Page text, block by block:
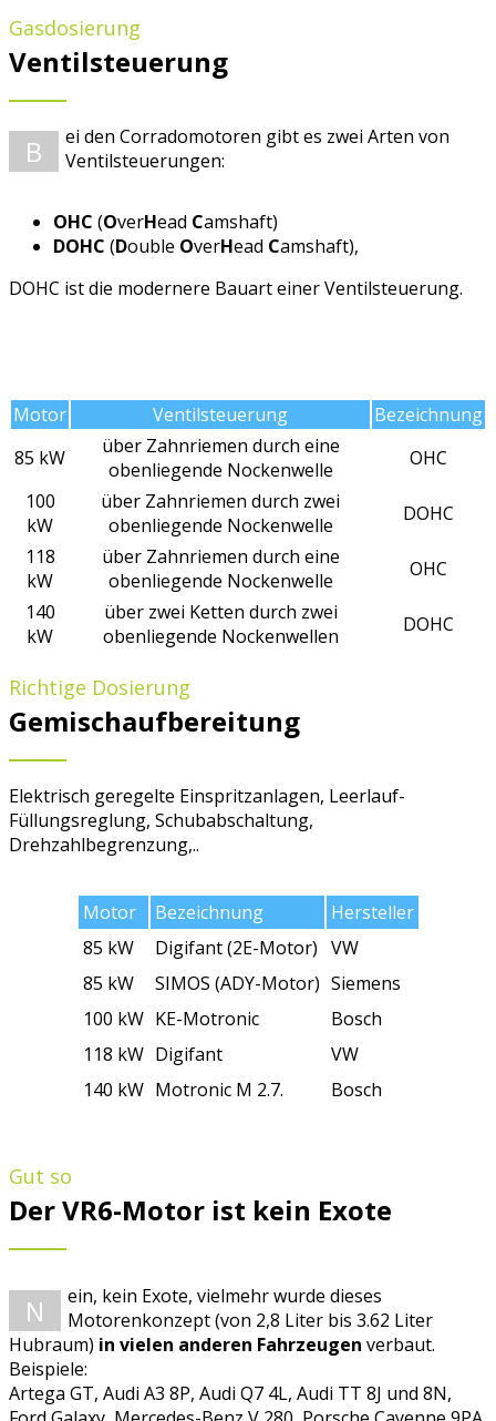
Gasdosierung
Ventilsteuerung
B
ei den Corradomotoren gibt es zwei Arten von
Ventilsteuerungen:
OHC (OverHead Camshaft)
DOHC (Double OverHead Camshaft),
DOHC ist die modernere Bauart einer Ventilsteuerung.
Motor Ventilsteuerung
Bezeichnung
85 kW
über Zahnriemen durch eine
obenliegende Nockenwelle
OHC
100
kW
über Zahnriemen durch zwei
obenliegende Nockenwelle
DOHC
118
kW
über Zahnriemen durch eine
obenliegende Nockenwelle
OHC
140
kW
über zwei Ketten durch zwei
obenliegende Nockenwellen
DOHC
Richtige Dosierung
Gemischaufbereitung
Elektrisch geregelte Einspritzanlagen, Leerlauf-
Füllungsreglung, Schubabschaltung,
Drehzahlbegrenzung,..
Motor Bezeichnung
Hersteller
85 kW
Digifant (2E-Motor) VW
85 kW
SIMOS (ADY-Motor) Siemens
100 kW KE-Motronic
Bosch
118 kW Digifant
VW
140 kW Motronic M 2.7. Bosch
Gut so
Der VR6-Motor ist kein Exote
N
ein, kein Exote, vielmehr wurde dieses
Motorenkonzept (von 2,8 Liter bis 3.62 Liter
Hubraum) in vielen anderen Fahrzeugen verbaut.
Beispiele:
Artega GT, Audi A3 8P, Audi Q7 4L, Audi TT 8J und 8N,